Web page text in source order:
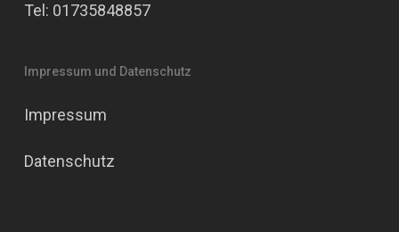
Tel: 01735848857
Impressum und Datenschutz
Impressum
Datenschutz